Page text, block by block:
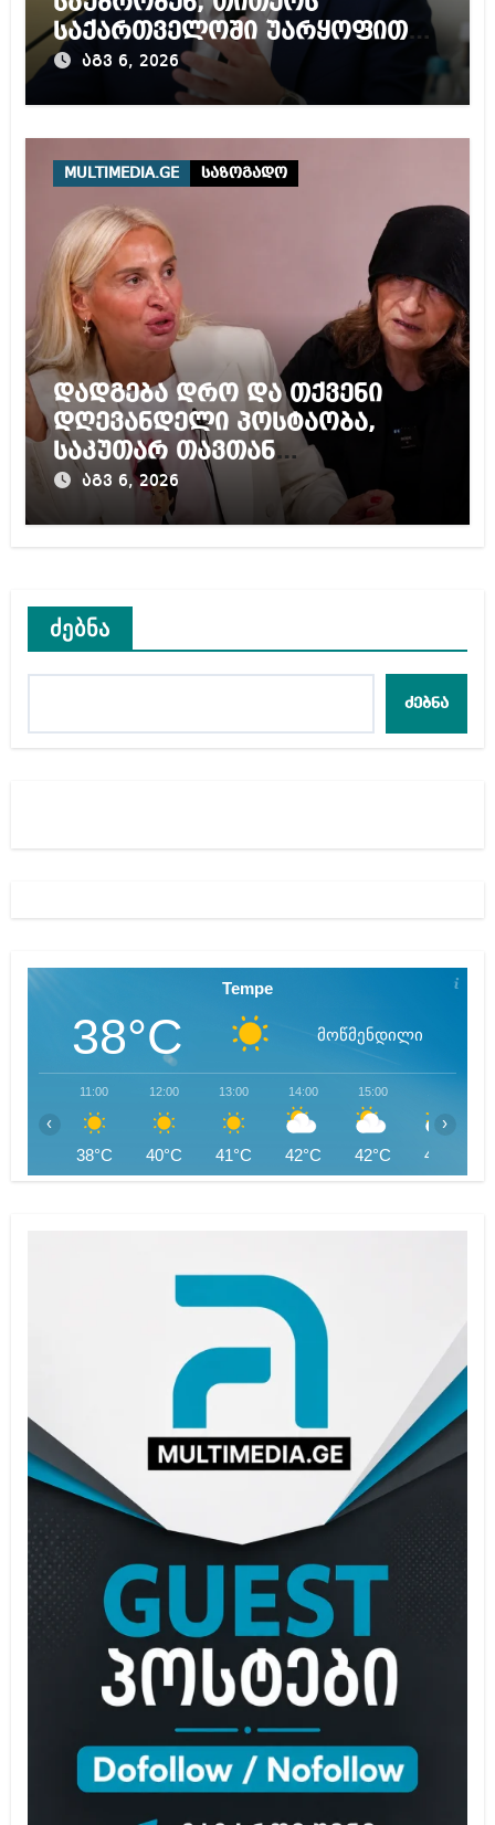
საქართველოში უარყოფითი
გარემოა შექმნილი რუსი
ტურისტებისთვის, ჩვენი კარი
აგვ 6, 2026
MULTIMEDIA.GE საზოგადო
დადგება დრო და თქვენი
დღევანდელი პოსტაობა,
საკუთარ თავთან
შეგარცხვენთ – ეკა კუპატაძე
ნანუკა ჟორჟოლიანს
აგვ 6, 2026
ძებნა
ძებნა
Tempe
38°C მოწმენდილი
11:00
38°C
12:00
40°C
13:00
41°C
14:00
42°C
15:00
42°C 42°C
‹ ›